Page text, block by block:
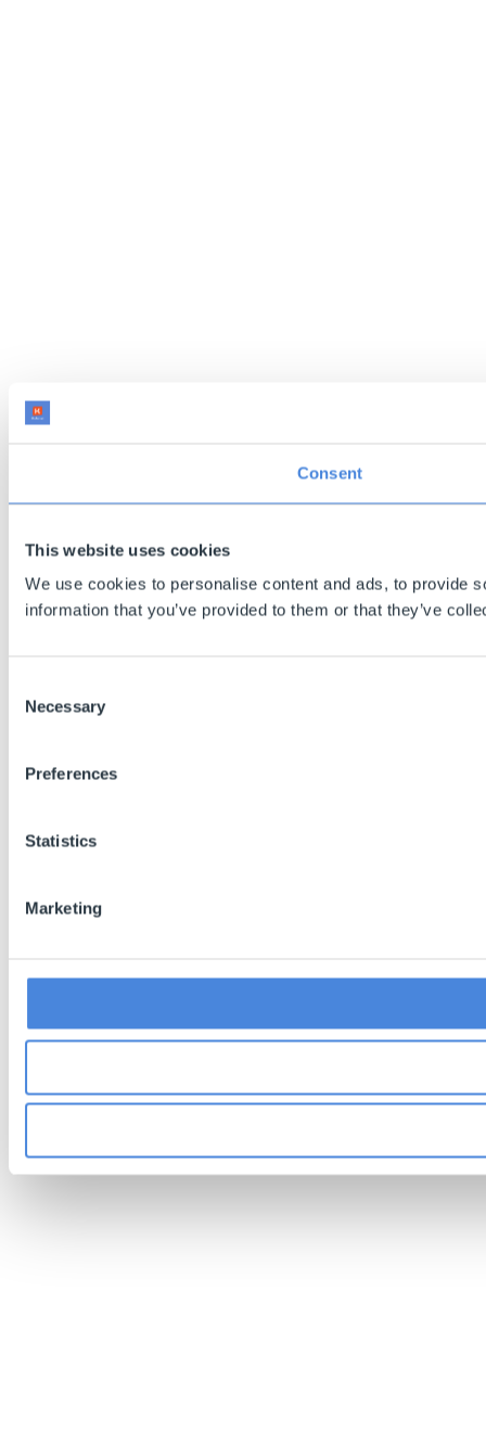
Consent
This website uses cookies
We use cookies to personalise content and ads, to provide
information that you’ve provided to them or that they’ve
Selection
Necessary
Preferences
Statistics
Marketing